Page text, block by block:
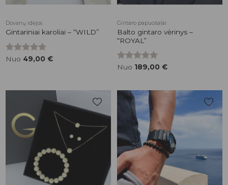
Dovanų idėjos
Gintariniai karoliai – “WILD”
Įvertinimas:
Nuo 49,00 €
Gintaro papuošalai
Balto gintaro vėrinys –
“ROYAL”
Įvertinimas:
Nuo 189,00 €
patikusios
prekės